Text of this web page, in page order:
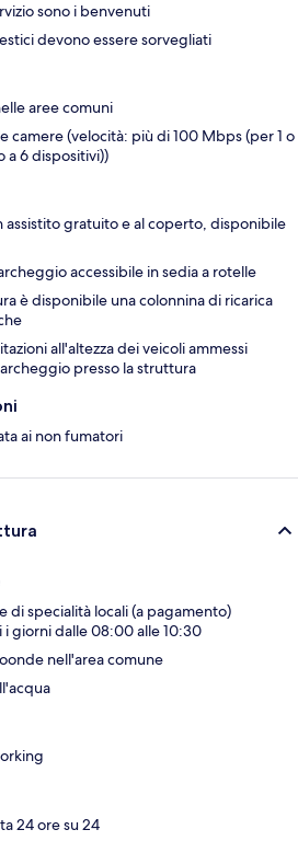
sono i benvenuti
devono essere sorvegliati
aree comuni
camere (velocità: più di 100 Mbps (per 1 o
a 6 dispositivi))
assistito gratuito e al coperto, disponibile
accessibile in sedia a rotelle
è disponibile una colonnina di ricarica
all'altezza dei veicoli ammessi
presso la struttura
ai non fumatori
di specialità locali (a pagamento)
giorni dalle 08:00 alle 10:30
nell'area comune
24 ore su 24